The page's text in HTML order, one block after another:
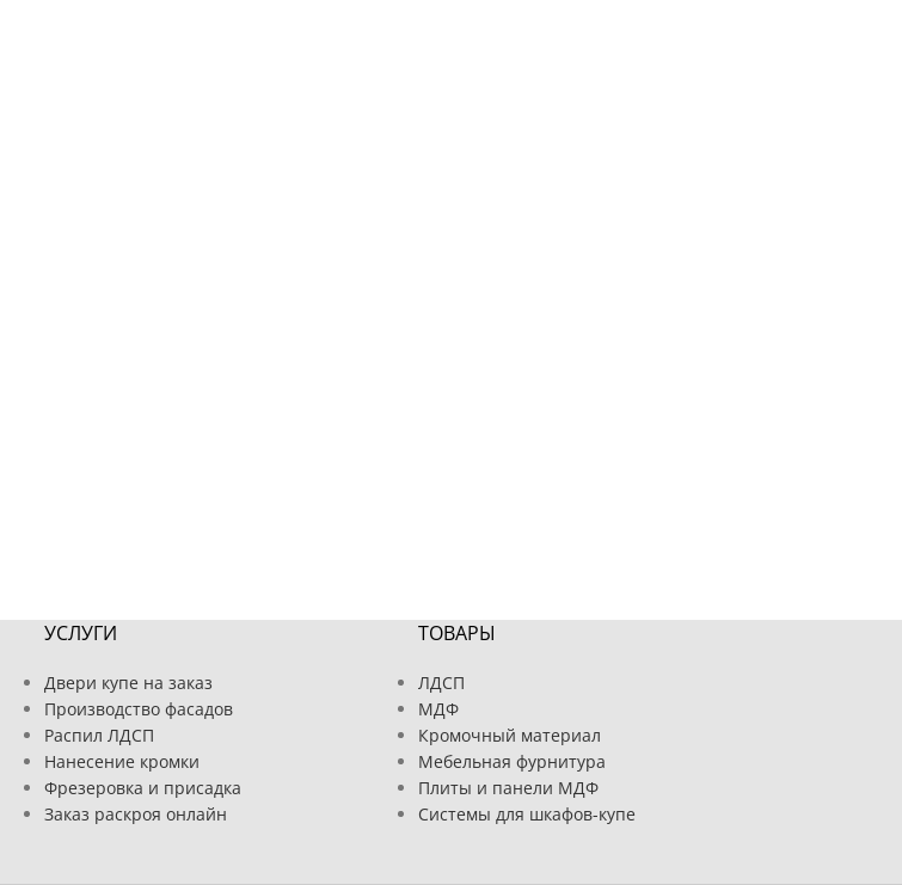
УСЛУГИ
Двери купе на заказ
Производство фасадов
Распил ЛДСП
Нанесение кромки
Фрезеровка и присадка
Заказ раскроя онлайн
ТОВАРЫ
ЛДСП
МДФ
Кромочный материал
Мебельная фурнитура
Плиты и панели МДФ
Системы для шкафов-купе